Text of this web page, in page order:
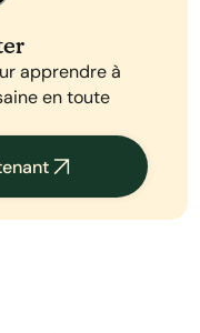
apprendre à
en toute